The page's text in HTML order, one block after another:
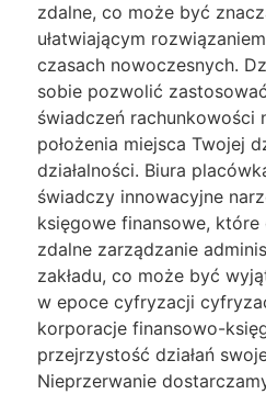
zdalne, co może być
ułatwiającym
czasach nowoczesnych.
sobie pozwolić
świadczeń rachunkowości
położenia miejsca Twojej
działalności. Biura
świadczy innowacyjne
księgowe finansowe,
zdalne zarządzanie
zakładu, co może być
w epoce cyfryzacji
korporacje finansowo-
przejrzystość działań
Nieprzerwanie